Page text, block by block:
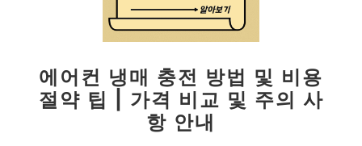
에어컨 냉매 충전 방법 및 비용
절약 팁 | 가격 비교 및 주의 사
항 안내